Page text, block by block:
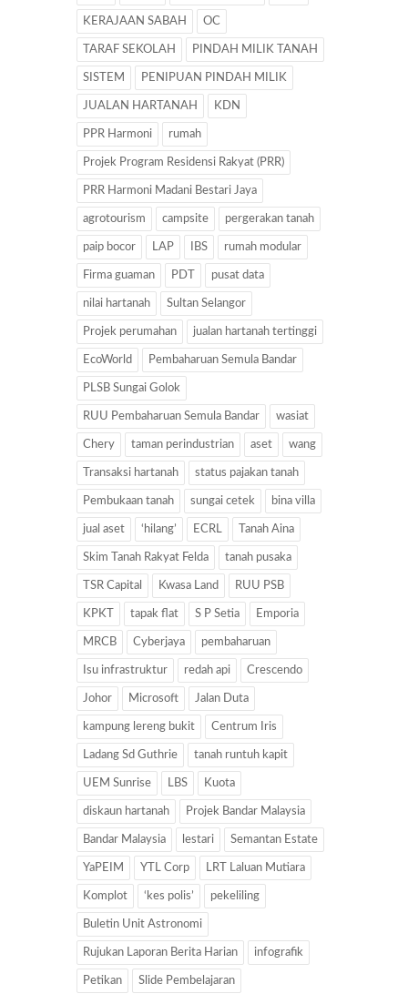
KERAJAAN SABAH OC
TARAF SEKOLAH PINDAH MILIK TANAH
SISTEM PENIPUAN PINDAH MILIK
JUALAN HARTANAH KDN
PPR Harmoni rumah
Projek Program Residensi Rakyat (PRR)
PRR Harmoni Madani Bestari Jaya
agrotourism campsite pergerakan tanah
paip bocor LAP IBS rumah modular
Firma guaman PDT pusat data
nilai hartanah Sultan Selangor
Projek perumahan jualan hartanah tertinggi
EcoWorld Pembaharuan Semula Bandar
PLSB Sungai Golok
RUU Pembaharuan Semula Bandar wasiat
Chery taman perindustrian aset wang
Transaksi hartanah status pajakan tanah
Pembukaan tanah sungai cetek bina villa
jual aset ‘hilang’ ECRL Tanah Aina
Skim Tanah Rakyat Felda tanah pusaka
TSR Capital Kwasa Land RUU PSB
KPKT tapak flat S P Setia Emporia
MRCB Cyberjaya pembaharuan
Isu infrastruktur redah api Crescendo
Johor Microsoft Jalan Duta
kampung lereng bukit Centrum Iris
Ladang Sd Guthrie tanah runtuh kapit
UEM Sunrise LBS Kuota
diskaun hartanah Projek Bandar Malaysia
Bandar Malaysia lestari Semantan Estate
YaPEIM YTL Corp LRT Laluan Mutiara
Komplot ‘kes polis’ pekeliling
Buletin Unit Astronomi
Rujukan Laporan Berita Harian infografik
Petikan Slide Pembelajaran